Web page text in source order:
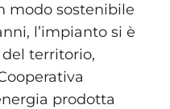
modo sostenibile
l’impianto si è
territorio,
prodotta